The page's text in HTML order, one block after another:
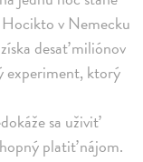
v Nemecku
desať miliónov
experiment, ktorý
sa uživiť
platiť nájom.